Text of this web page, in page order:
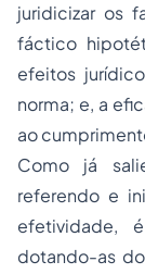
juridicizar os
fáctico
efeitos
norma; e, a
ao
Como já
referendo e
efetividade,
dotando-as